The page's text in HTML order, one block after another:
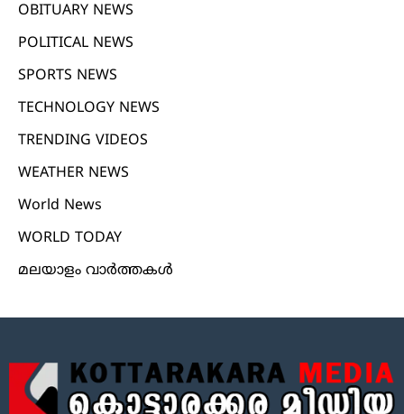
OBITUARY NEWS
POLITICAL NEWS
SPORTS NEWS
TECHNOLOGY NEWS
TRENDING VIDEOS
WEATHER NEWS
World News
WORLD TODAY
മലയാളം വാർത്തകൾ